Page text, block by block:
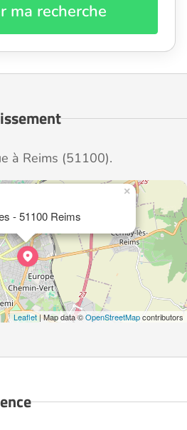
ma recherche
à Reims (51100).
- 51100 Reims
×
Leaflet| Map data ©OpenStreetMapcontributors